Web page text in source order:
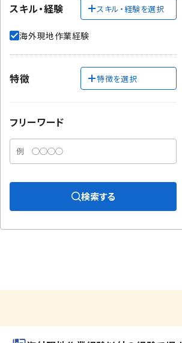
スキル・経験 スキル・経験を選択
海外現地作業経験
特徴 特徴を選択
フリーワード
検索する